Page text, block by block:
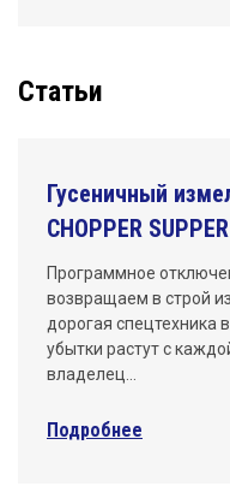
Статьи
Гусеничный
CHOPPER
Программное
возвращаем в строй
дорогая спецтехника
убытки растут с
владелец…
Подробнее